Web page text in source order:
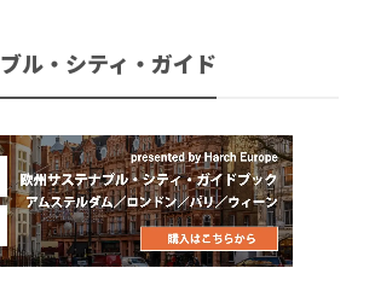
ル・シティ・ガイド